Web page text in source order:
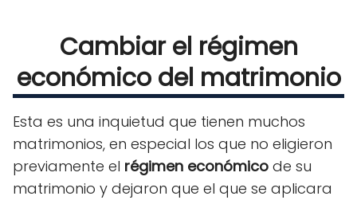
Cambiar el régimen
económico del matrimonio
Esta es una inquietud que tienen muchos
matrimonios, en especial los que no eligieron
previamente el régimen económico de su
matrimonio y dejaron que el que se aplicara